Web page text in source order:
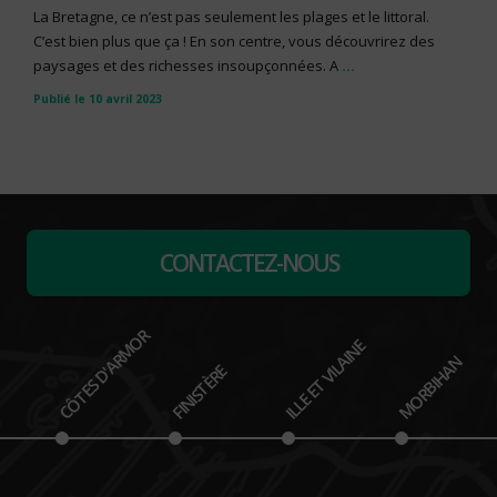
La Bretagne, ce n’est pas seulement les plages et le littoral.
C’est bien plus que ça ! En son centre, vous découvrirez des
paysages et des richesses insoupçonnées. A ...
Publié le 10 avril 2023
CONTACTEZ-NOUS
CÔTES D'ARMOR FINISTÈRE ILLE ET VILAINE MORBIHAN